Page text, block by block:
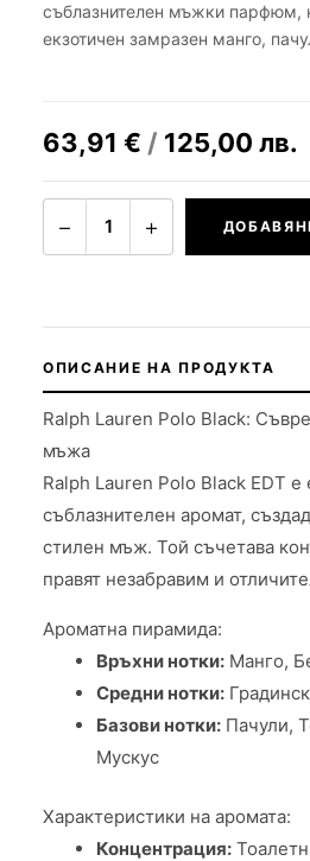
съблазнителен мъжки парфюм,
екзотичен замразен манго,
63,91 € / 125,00 лв.
− 1 +
ОПИСАНИЕ НА ПРОДУКТА
Ralph Lauren Polo Black:
мъжа
Ralph Lauren Polo Black EDT е
съблазнителен аромат,
стилен мъж. Той съчетава
правят незабравим и
Ароматна пирамида:
Връхни нотки: Манго,
Средни нотки:
Базови нотки: Пачули,
Мускус
Характеристики на аромата:
Концентрация: